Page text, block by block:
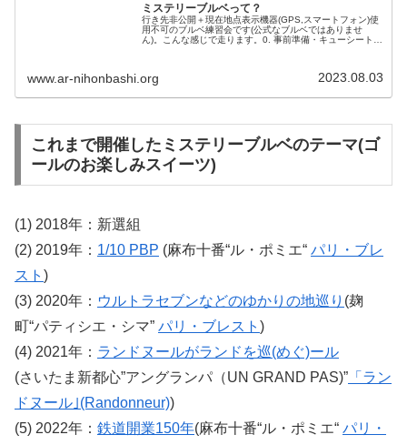
ミステリーブルベって？
行き先非公開＋現在地点表示機器(GPS,スマートフォン)使
用不可のブルベ練習会です(公式なブルベではありませ
ん)。こんな感じで走ります。0. 事前準備・キューシートを
www.ar-nihonbashi.org 2023.08.03
これまで開催したミステリーブルベのテーマ(ゴ
ールのお楽しみスイーツ)
(1) 2018年：新選組
(2) 2019年： 1/10 PBP (麻布十番“ル・ポミエ“ パリ・ブレ
スト )
(3) 2020年： ウルトラセブンなどのゆかりの地巡り (麹
町“パティシエ・シマ” パリ・ブレスト )
(4) 2021年： ランドヌールがランドを巡(めぐ)ール
(さいたま新都心”アングランパ（UN GRAND PAS)” 「ラン
ドヌール｣(Randonneur))
(5) 2022年： 鉄道開業150年(麻布十番“ル・ポミエ“ パリ・